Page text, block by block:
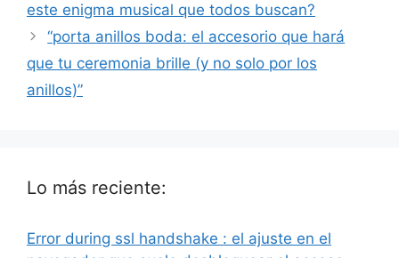
este enigma musical que todos buscan?
“porta anillos boda: el accesorio que hará
que tu ceremonia brille (y no solo por los
anillos)”
Lo más reciente:
Error during ssl handshake : el ajuste en el